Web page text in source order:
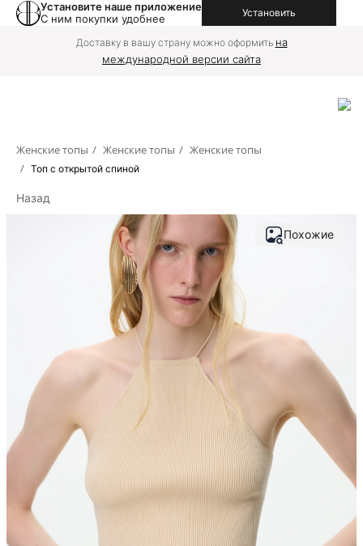
Установите наше приложение
С ним покупки удобнее
Установить
Доставку в вашу страну можно оформить на
международной версии сайта
Женские топы / Женские топы / Женские топы
/ Топ с открытой спиной
Назад
Похожие